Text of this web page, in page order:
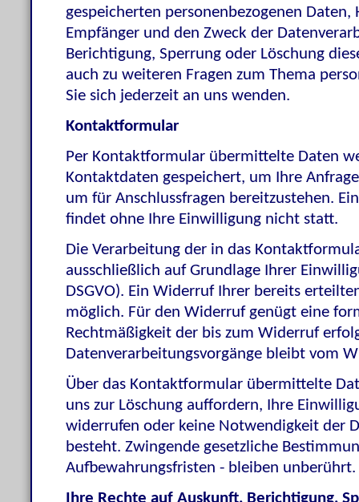
gespeicherten personenbezogenen
Empfänger und den Zweck der
Berichtigung, Sperrung oder Löschung
auch zu weiteren Fragen zum Thema
Sie sich jederzeit an uns wenden.
Kontaktformular
Per Kontaktformular übermittelte Daten
Kontaktdaten gespeichert, um Ihre
um für Anschlussfragen bereitzustehen.
findet ohne Ihre Einwilligung nicht statt.
Die Verarbeitung der in das
ausschließlich auf Grundlage Ihrer
DSGVO). Ein Widerruf Ihrer bereits
möglich. Für den Widerruf genügt eine
Rechtmäßigkeit der bis zum Widerruf
Datenverarbeitungsvorgänge bleibt vom
Über das Kontaktformular übermittelte
uns zur Löschung auffordern, Ihre
widerrufen oder keine Notwendigkeit der
besteht. Zwingende gesetzliche
Aufbewahrungsfristen - bleiben unberührt.
Ihre Rechte auf Auskunft, Berichtigung,